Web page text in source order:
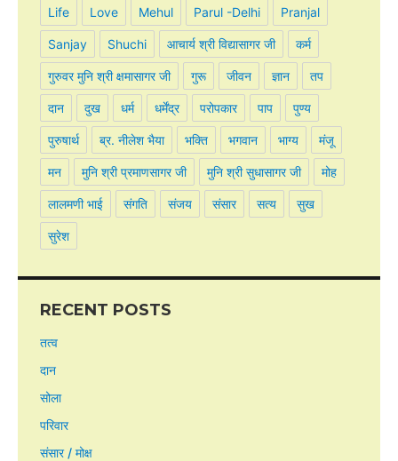
Life Love Mehul Parul -Delhi Pranjal
Sanjay Shuchi आचार्य श्री विद्यासागर जी कर्म
गुरुवर मुनि श्री क्षमासागर जी गुरू जीवन ज्ञान तप
दान दुख धर्म धर्मेंद्र परोपकार पाप पुण्य
पुरुषार्थ ब्र. नीलेश भैया भक्ति भगवान भाग्य मंजू
मन मुनि श्री प्रमाणसागर जी मुनि श्री सुधासागर जी मोह
लालमणी भाई संगति संजय संसार सत्य सुख
सुरेश
RECENT POSTS
तत्व
दान
सोला
परिवार
संसार / मोक्ष